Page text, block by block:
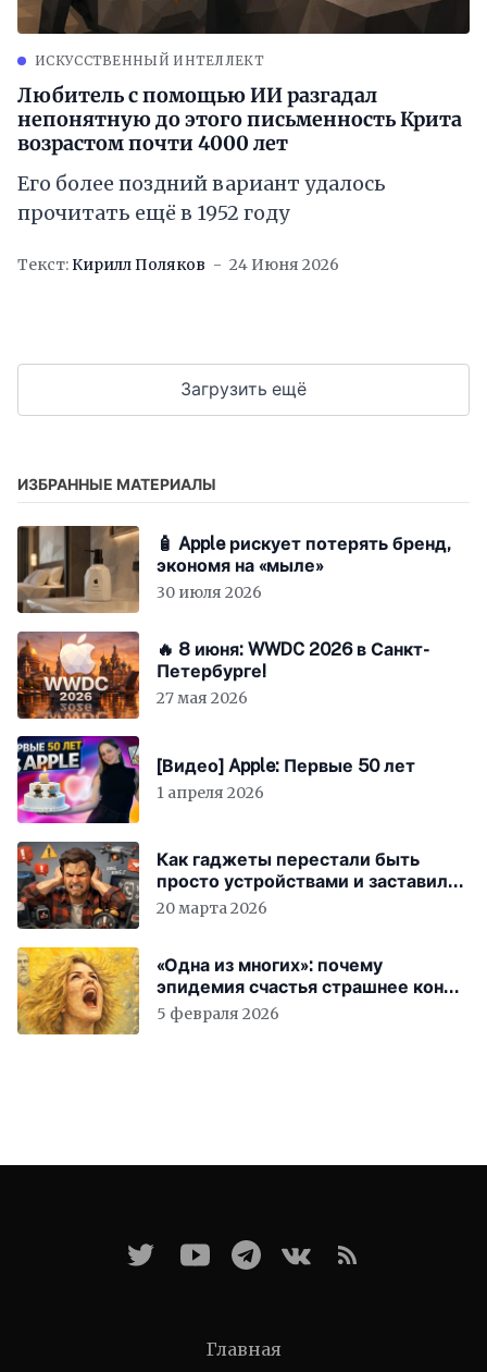
ИСКУССТВЕННЫЙ ИНТЕЛЛЕКТ
Любитель с помощью ИИ разгадал
непонятную до этого письменность Крита
возрастом почти 4000 лет
Его более поздний вариант удалось
прочитать ещё в 1952 году
Текст: Кирилл Поляков 24 Июня 2026
Загрузить ещё
ИЗБРАННЫЕ МАТЕРИАЛЫ
🧴 Apple рискует потерять бренд,
экономя на «мыле»
30 июля 2026
🔥 8 июня: WWDC 2026 в Санкт-
Петербурге!
27 мая 2026
[Видео] Apple: Первые 50 лет
1 апреля 2026
Как гаджеты перестали быть
просто устройствами и заставили
вас бесплатно работать
20 марта 2026
«Одна из многих»: почему
эпидемия счастья страшнее конца
света
5 февраля 2026
Главная